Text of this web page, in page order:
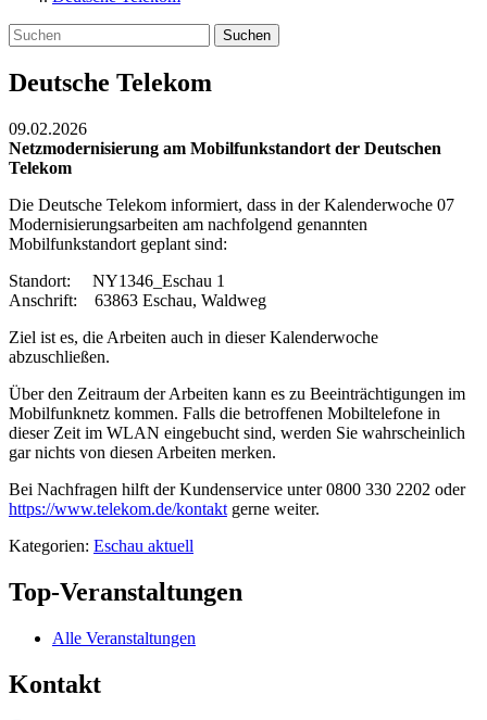
Suchen
Deutsche Telekom
09.02.2026
Netzmodernisierung am Mobilfunkstandort der Deutschen
Telekom
Die Deutsche Telekom informiert, dass in der Kalenderwoche 07
Modernisierungsarbeiten am nachfolgend genannten
Mobilfunkstandort geplant sind:
Standort: NY1346_Eschau 1
Anschrift: 63863 Eschau, Waldweg
Ziel ist es, die Arbeiten auch in dieser Kalenderwoche
abzuschließen.
Über den Zeitraum der Arbeiten kann es zu Beeinträchtigungen im
Mobilfunknetz kommen. Falls die betroffenen Mobiltelefone in
dieser Zeit im WLAN eingebucht sind, werden Sie wahrscheinlich
gar nichts von diesen Arbeiten merken.
Bei Nachfragen hilft der Kundenservice unter 0800 330 2202 oder
https://www.telekom.de/kontakt gerne weiter.
Kategorien: Eschau aktuell
Top-Veranstaltungen
Alle Veranstaltungen
Kontakt